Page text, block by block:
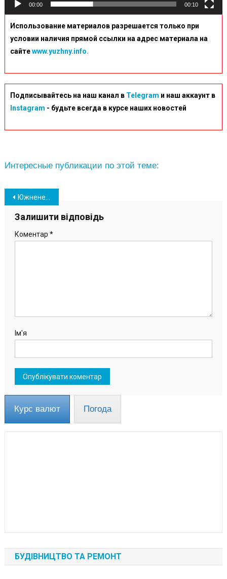
00:00 00:10
Использование материалов разрешается только при
условии наличия прямой ссылки на адрес материала на
сайтеwww.yuzhny.info.
Подписывайтесь на наш канал в Telegram и наш аккаунт в
Instagram - будьте всегда в курсе наших новостей
Интересные публикации по этой теме:
Навігація
записів
Южненец сообщил, что его укусила собака, и призвал жителей быть осторожными (видео)
Залишити відповідь
Коментар *
Ім'я
Курс валют Погода
БУДІВНИЦТВО ТА РЕМОНТ